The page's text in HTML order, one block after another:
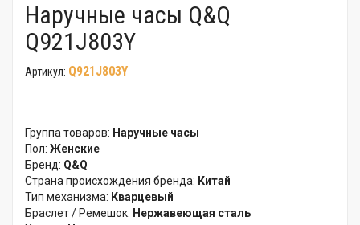
Наручные часы Q&Q
Q921J803Y
Артикул: Q921J803Y
Группа товаров: Наручные часы
Пол: Женские
Бренд: Q&Q
Страна происхождения бренда: Китай
Тип механизма: Кварцевый
Браслет / Ремешок: Нержавеющая сталь